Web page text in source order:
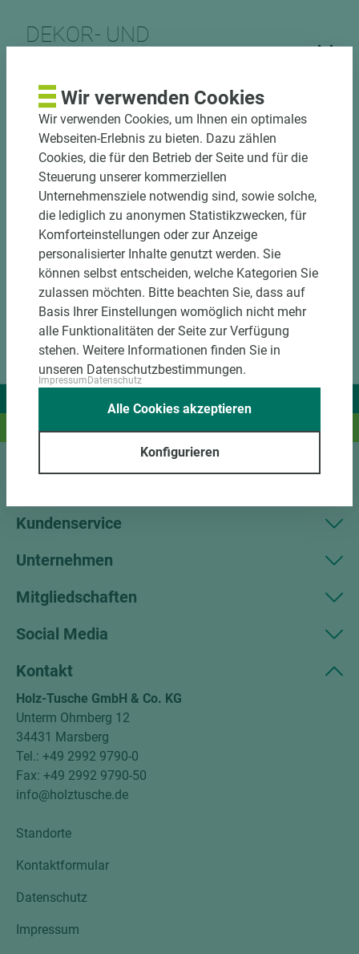
DEKOR- UND
DOWNLOADS
Und das passende Holz dazu.
Kundenservice
Unternehmen
Mitgliedschaften
Social Media
Kontakt
Holz-Tusche GmbH & Co. KG
Unterm Ohmberg 12
34431 Marsberg
Tel.: +49 2992 9790-0
Fax: +49 2992 9790-50
info@holztusche.de
Standorte
Kontaktformular
Datenschutz
Impressum
Wir verwenden Cookies
Wir verwenden Cookies, um Ihnen ein optimales
Webseiten-Erlebnis zu bieten. Dazu zählen
Cookies, die für den Betrieb der Seite und für die
Steuerung unserer kommerziellen
Unternehmensziele notwendig sind, sowie solche,
die lediglich zu anonymen Statistikzwecken, für
Komforteinstellungen oder zur Anzeige
personalisierter Inhalte genutzt werden. Sie
können selbst entscheiden, welche Kategorien Sie
zulassen möchten. Bitte beachten Sie, dass auf
Basis Ihrer Einstellungen womöglich nicht mehr
alle Funktionalitäten der Seite zur Verfügung
stehen. Weitere Informationen finden Sie in
unseren Datenschutzbestimmungen.
ImpressumDatenschutz
Konfigurieren
Alle Cookies akzeptieren